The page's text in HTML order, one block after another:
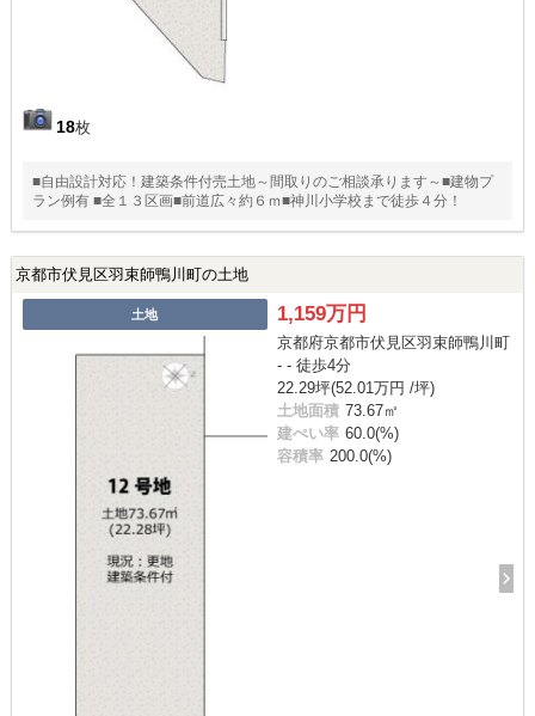
18枚
■自由設計対応！建築条件付売土地～間取りのご相談承ります～■建物プ
ラン例有 ■全１３区画■前道広々約６ｍ■神川小学校まで徒歩４分！
京都市伏見区羽束師鴨川町の土地
土地 1,159万円
京都府京都市伏見区羽束師鴨川町
- - 徒歩4分
22.29坪(52.01万円 /坪)
土地面積 73.67㎡
建ぺい率 60.0(%)
容積率 200.0(%)